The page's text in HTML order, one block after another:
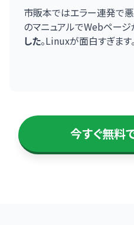
市販本ではエラー連発で
のマニュアルでWebペー
した。Linuxが面白すぎます。
今すぐ無料